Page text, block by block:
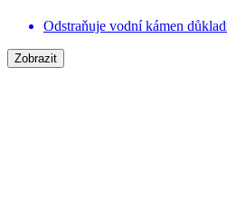
Odstraňuje vodní kámen
Zobrazit